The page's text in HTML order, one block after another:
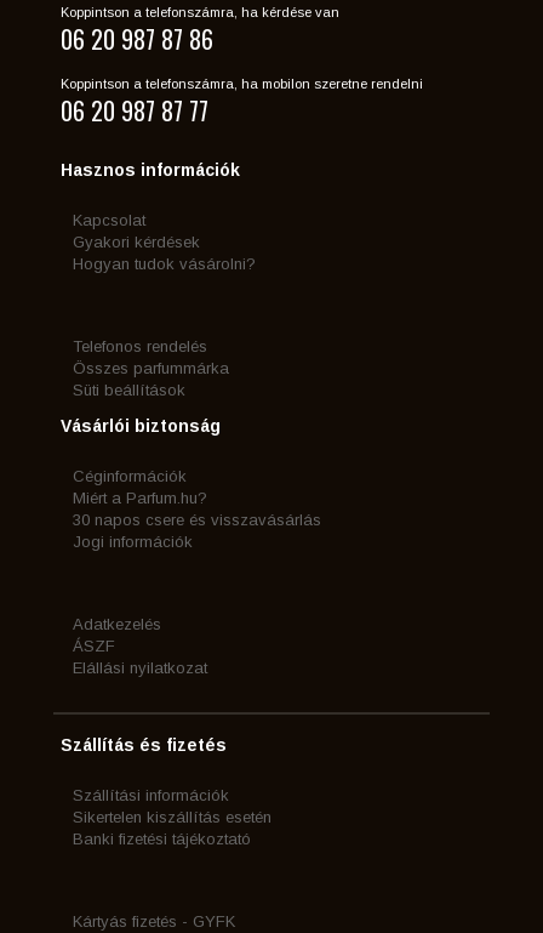
Koppintson a telefonszámra, ha kérdése van
06 20 987 87 86
Koppintson a telefonszámra, ha mobilon szeretne rendelni
06 20 987 87 77
Hasznos információk
Kapcsolat
Gyakori kérdések
Hogyan tudok vásárolni?
Telefonos rendelés
Összes parfummárka
Süti beállítások
Vásárlói biztonság
Céginformációk
Miért a Parfum.hu?
30 napos csere és visszavásárlás
Jogi információk
Adatkezelés
ÁSZF
Elállási nyilatkozat
Szállítás és fizetés
Szállítási információk
Sikertelen kiszállítás esetén
Banki fizetési tájékoztató
Kártyás fizetés - GYFK